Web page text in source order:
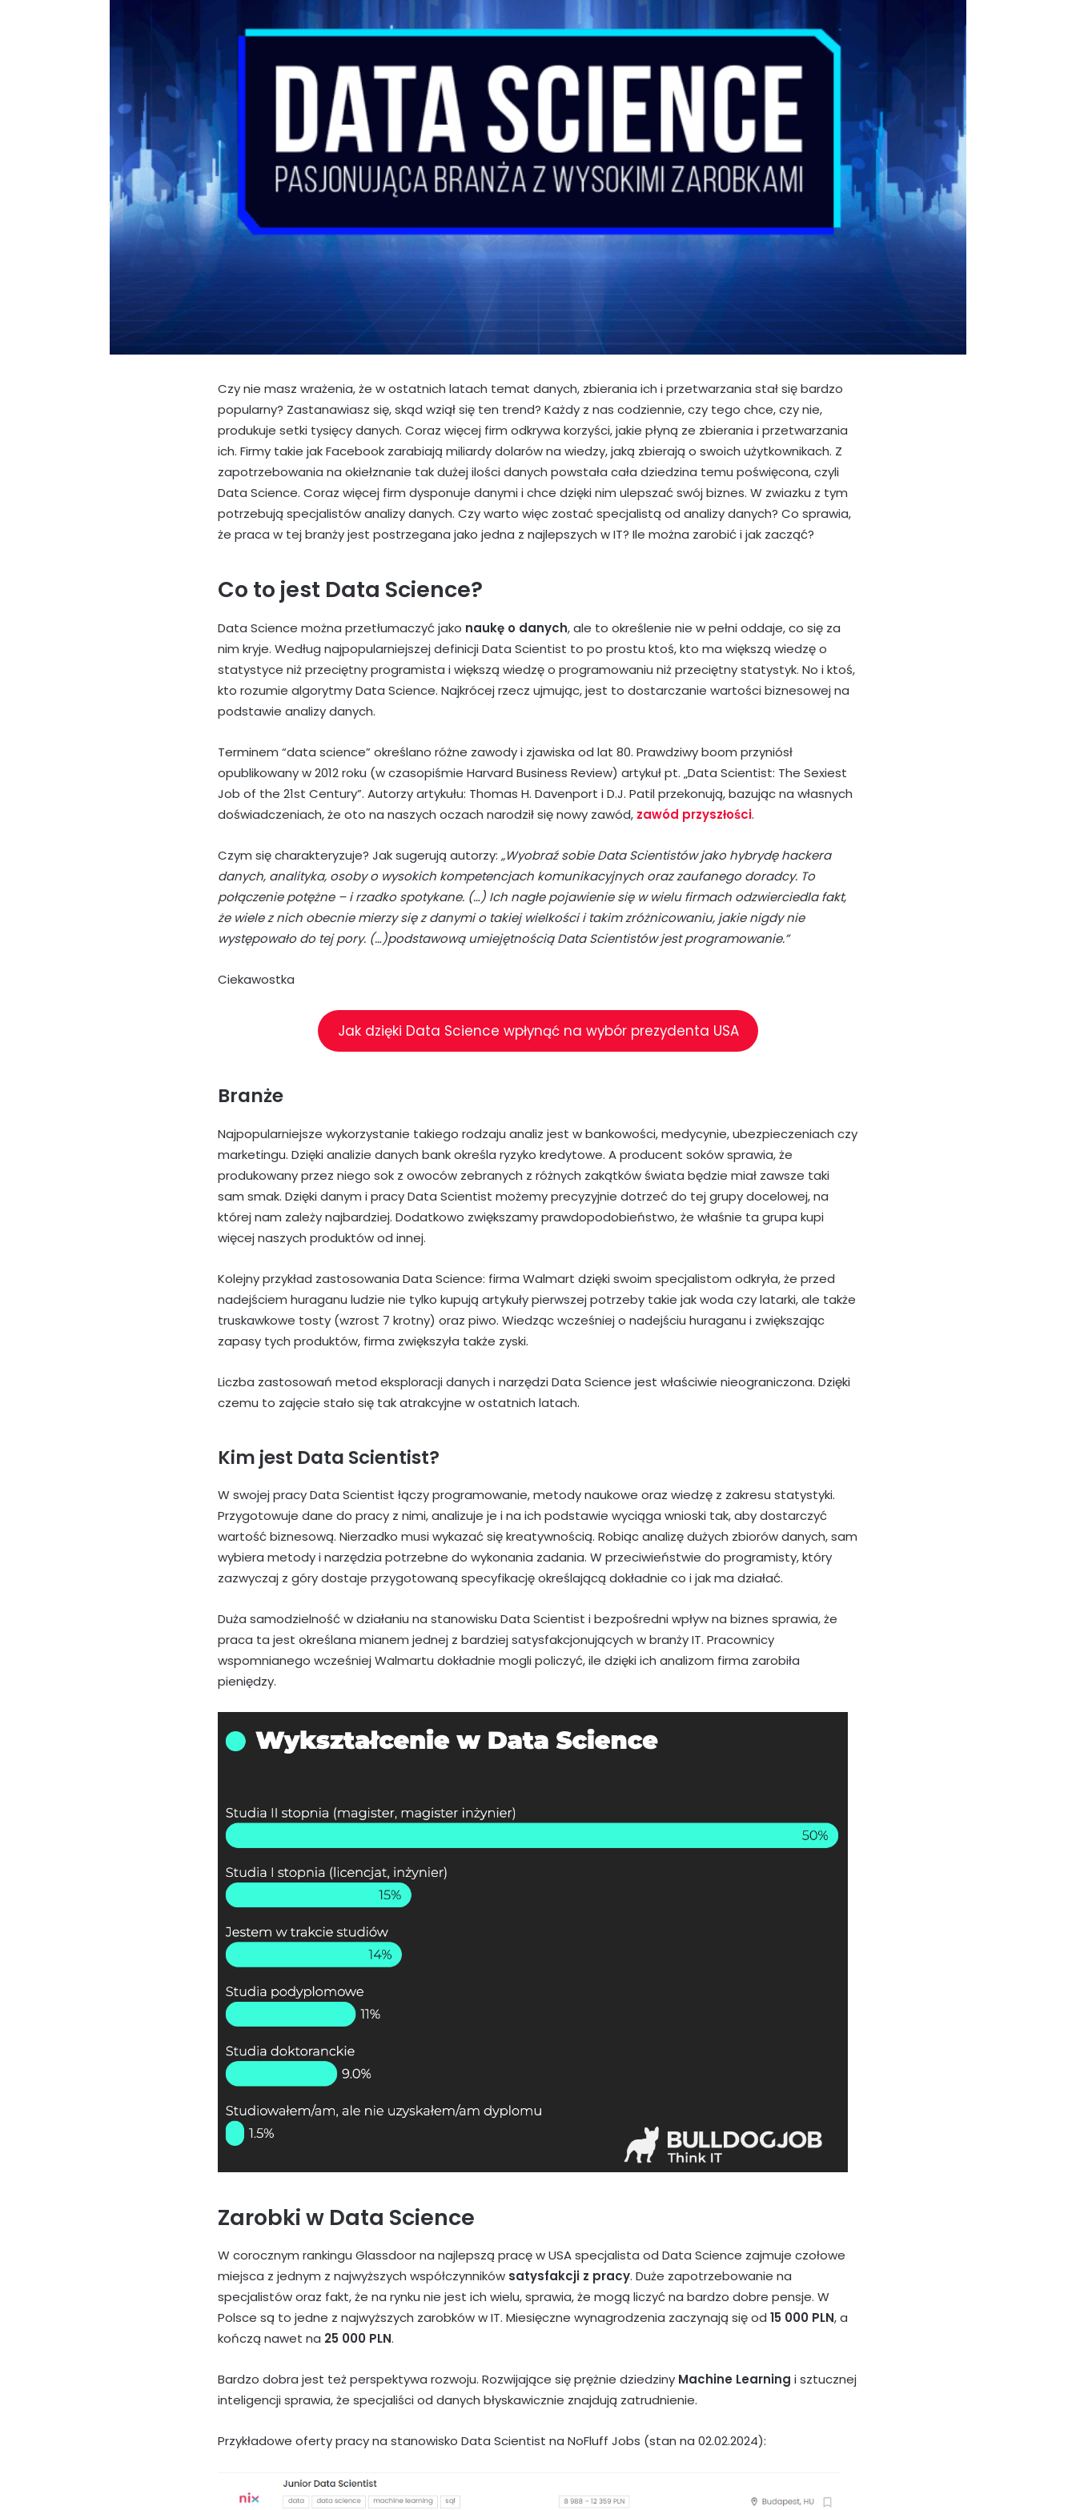
Czy nie masz wrażenia, że w ostatnich latach temat danych, zbierania ich i przetwarzania stał się bardzo
popularny? Zastanawiasz się, skąd wziął się ten trend? Każdy z nas codziennie, czy tego chce, czy nie,
produkuje setki tysięcy danych. Coraz więcej firm odkrywa korzyści, jakie płyną ze zbierania i przetwarzania
ich. Firmy takie jak Facebook zarabiają miliardy dolarów na wiedzy, jaką zbierają o swoich użytkownikach. Z
zapotrzebowania na okiełznanie tak dużej ilości danych powstała cała dziedzina temu poświęcona, czyli
Data Science. Coraz więcej firm dysponuje danymi i chce dzięki nim ulepszać swój biznes. W zwiazku z tym
potrzebują specjalistów analizy danych. Czy warto więc zostać specjalistą od analizy danych? Co sprawia,
że praca w tej branży jest postrzegana jako jedna z najlepszych w IT? Ile można zarobić i jak zacząć?
Co to jest Data Science?
Data Science można przetłumaczyć jako naukę o danych, ale to określenie nie w pełni oddaje, co się za
nim kryje. Według najpopularniejszej definicji Data Scientist to po prostu ktoś, kto ma większą wiedzę o
statystyce niż przeciętny programista i większą wiedzę o programowaniu niż przeciętny statystyk. No i ktoś,
kto rozumie algorytmy Data Science. Najkrócej rzecz ujmując, jest to dostarczanie wartości biznesowej na
podstawie analizy danych.
Terminem “data science” określano różne zawody i zjawiska od lat 80. Prawdziwy boom przyniósł
opublikowany w 2012 roku (w czasopiśmie Harvard Business Review) artykuł pt. „Data Scientist: The Sexiest
Job of the 21st Century”. Autorzy artykułu: Thomas H. Davenport i D.J. Patil przekonują, bazując na własnych
doświadczeniach, że oto na naszych oczach narodził się nowy zawód, zawód przyszłości.
Czym się charakteryzuje? Jak sugerują autorzy: „Wyobraź sobie Data Scientistów jako hybrydę hackera
danych, analityka, osoby o wysokich kompetencjach komunikacyjnych oraz zaufanego doradcy. To
połączenie potężne – i rzadko spotykane. (…) Ich nagłe pojawienie się w wielu firmach odzwierciedla fakt,
że wiele z nich obecnie mierzy się z danymi o takiej wielkości i takim zróżnicowaniu, jakie nigdy nie
występowało do tej pory. (…)podstawową umiejętnością Data Scientistów jest programowanie.”
Ciekawostka
Jak dzięki Data Science wpłynąć na wybór prezydenta USA
Branże
Najpopularniejsze wykorzystanie takiego rodzaju analiz jest w bankowości, medycynie, ubezpieczeniach czy
marketingu. Dzięki analizie danych bank określa ryzyko kredytowe. A producent soków sprawia, że
produkowany przez niego sok z owoców zebranych z różnych zakątków świata będzie miał zawsze taki
sam smak. Dzięki danym i pracy Data Scientist możemy precyzyjnie dotrzeć do tej grupy docelowej, na
której nam zależy najbardziej. Dodatkowo zwiększamy prawdopodobieństwo, że właśnie ta grupa kupi
więcej naszych produktów od innej.
Kolejny przykład zastosowania Data Science: firma Walmart dzięki swoim specjalistom odkryła, że przed
nadejściem huraganu ludzie nie tylko kupują artykuły pierwszej potrzeby takie jak woda czy latarki, ale także
truskawkowe tosty (wzrost 7 krotny) oraz piwo. Wiedząc wcześniej o nadejściu huraganu i zwiększając
zapasy tych produktów, firma zwiększyła także zyski.
Liczba zastosowań metod eksploracji danych i narzędzi Data Science jest właściwie nieograniczona. Dzięki
czemu to zajęcie stało się tak atrakcyjne w ostatnich latach.
Kim jest Data Scientist?
W swojej pracy Data Scientist łączy programowanie, metody naukowe oraz wiedzę z zakresu statystyki.
Przygotowuje dane do pracy z nimi, analizuje je i na ich podstawie wyciąga wnioski tak, aby dostarczyć
wartość biznesową. Nierzadko musi wykazać się kreatywnością. Robiąc analizę dużych zbiorów danych, sam
wybiera metody i narzędzia potrzebne do wykonania zadania. W przeciwieństwie do programisty, który
zazwyczaj z góry dostaje przygotowaną specyfikację określającą dokładnie co i jak ma działać.
Duża samodzielność w działaniu na stanowisku Data Scientist i bezpośredni wpływ na biznes sprawia, że
praca ta jest określana mianem jednej z bardziej satysfakcjonujących w branży IT. Pracownicy
wspomnianego wcześniej Walmartu dokładnie mogli policzyć, ile dzięki ich analizom firma zarobiła
pieniędzy.
Zarobki w Data Science
W corocznym rankingu Glassdoor na najlepszą pracę w USA specjalista od Data Science zajmuje czołowe
miejsca z jednym z najwyższych współczynników satysfakcji z pracy. Duże zapotrzebowanie na
specjalistów oraz fakt, że na rynku nie jest ich wielu, sprawia, że mogą liczyć na bardzo dobre pensje. W
Polsce są to jedne z najwyższych zarobków w IT. Miesięczne wynagrodzenia zaczynają się od 15 000 PLN, a
kończą nawet na 25 000 PLN.
Bardzo dobra jest też perspektywa rozwoju. Rozwijające się prężnie dziedziny Machine Learning i sztucznej
inteligencji sprawia, że specjaliści od danych błyskawicznie znajdują zatrudnienie.
Przykładowe oferty pracy na stanowisko Data Scientist na NoFluff Jobs (stan na 02.02.2024):